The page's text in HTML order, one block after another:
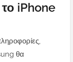
το iPhone
θα